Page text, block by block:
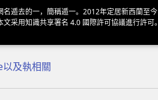
名遁去的一，簡稱遁一。2012年定居新西蘭至今
文采用知識共享署名 4.0 國際許可協議進行許可
及執相關